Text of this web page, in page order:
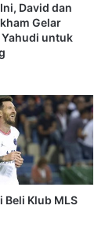
David dan
Gelar
untuk
Beli Klub MLS